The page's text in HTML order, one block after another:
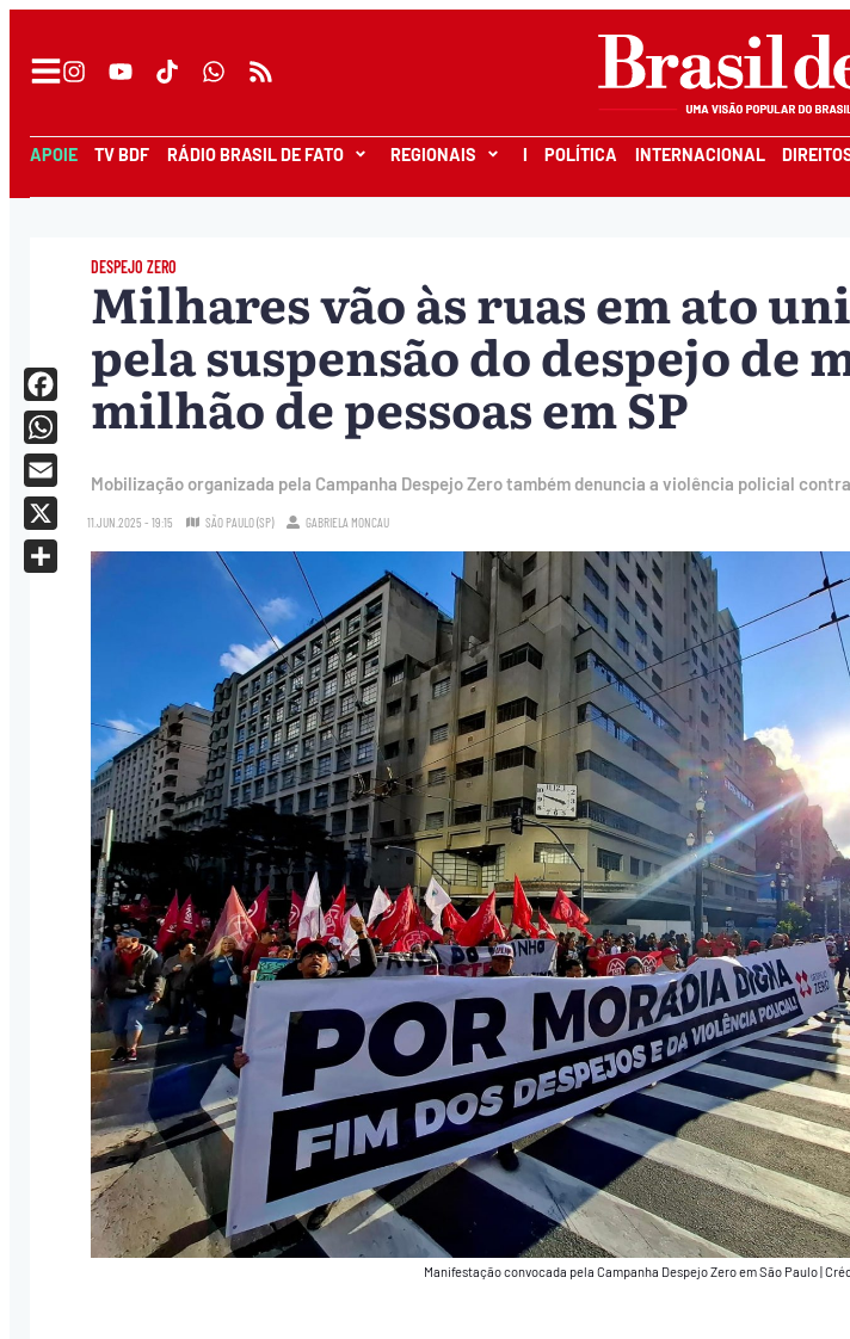
APOIE TV BDF RÁDIO BRASIL DE FATO REGIONAIS I POLÍTICA INTERNACIONAL
DESPEJO ZERO
Milhares vão às ruas em ato
pela suspensão do despejo de
milhão de pessoas em SP
Mobilização organizada pela Campanha Despejo Zero também denuncia a violência policial
11.JUN.2025 - 19:15 SÃO PAULO (SP) GABRIELA MONCAU
Manifestação convocada pela Campanha Despejo Zero em São Paulo
Facebook
WhatsApp
Email
X